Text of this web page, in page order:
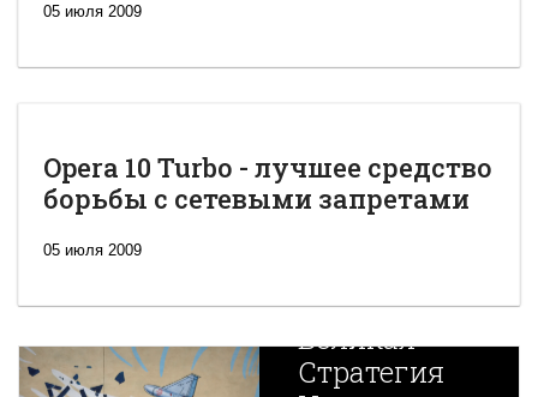
05 июля 2009
Opera 10 Turbo - лучшее средство
борьбы с сетевыми запретами
05 июля 2009
Новая
Великая
Стратегия